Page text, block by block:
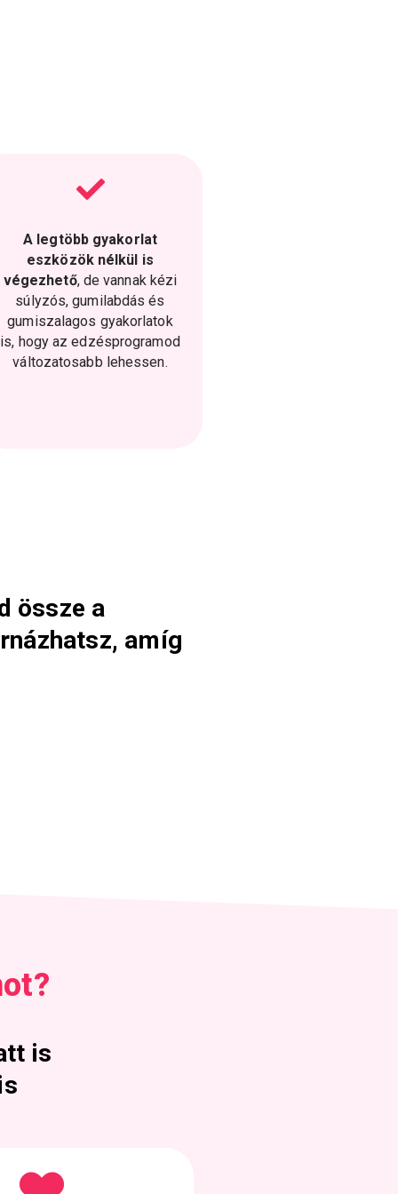
A legtöbb gyakorlat
eszközök nélkül is
végezhető, de vannak kézi
súlyzós, gumilabdás és
gumiszalagos gyakorlatok
is, hogy az edzésprogramod
változatosabb lehessen.
össze a
amíg
is